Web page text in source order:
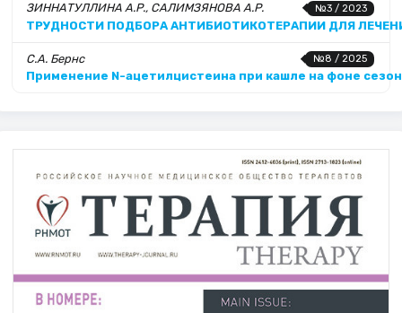
№3 / 2023
ЗИННАТУЛЛИНА А.Р., САЛИМЗЯНОВА А.Р.
ТРУДНОСТИ ПОДБОРА АНТИБИОТИКОТЕРАПИИ ДЛЯ
№8 / 2025
С.А. Бернс
Применение N-ацетилцистеина при кашле на фоне